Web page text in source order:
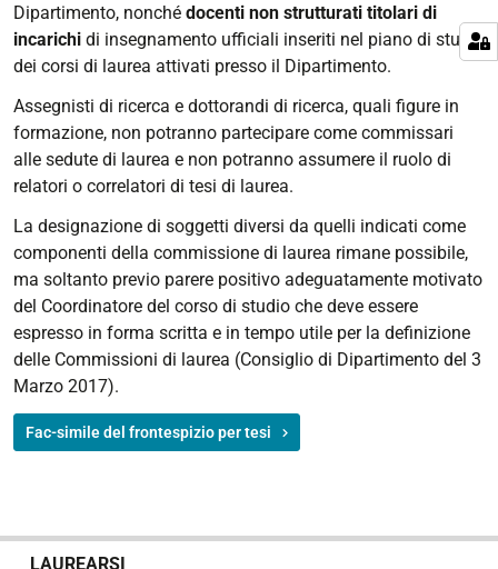
Dipartimento, nonché docenti non strutturati titolari di
incarichi di insegnamento ufficiali inseriti nel piano di studi
dei corsi di laurea attivati presso il Dipartimento.
Assegnisti di ricerca e dottorandi di ricerca, quali figure in
formazione, non potranno partecipare come commissari
alle sedute di laurea e non potranno assumere il ruolo di
relatori o correlatori di tesi di laurea.
La designazione di soggetti diversi da quelli indicati come
componenti della commissione di laurea rimane possibile,
ma soltanto previo parere positivo adeguatamente motivato
del Coordinatore del corso di studio che deve essere
espresso in forma scritta e in tempo utile per la definizione
delle Commissioni di laurea (Consiglio di Dipartimento del 3
Marzo 2017).
Fac-simile del frontespizio per tesi
LAUREARSI